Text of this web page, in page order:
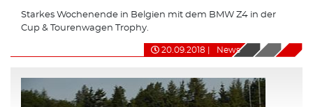
Starkes Wochenende in Belgien mit dem BMW Z4 in der
Cup & Tourenwagen Trophy.
20.09.2018 News